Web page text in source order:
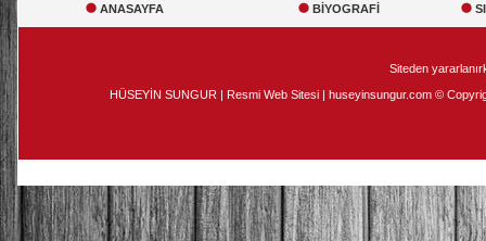
ANASAYFA BİYOGRAFİ
Siteden
HÜSEYİN SUNGUR | Resmi Web Sitesi | huseyinsungur.com ©